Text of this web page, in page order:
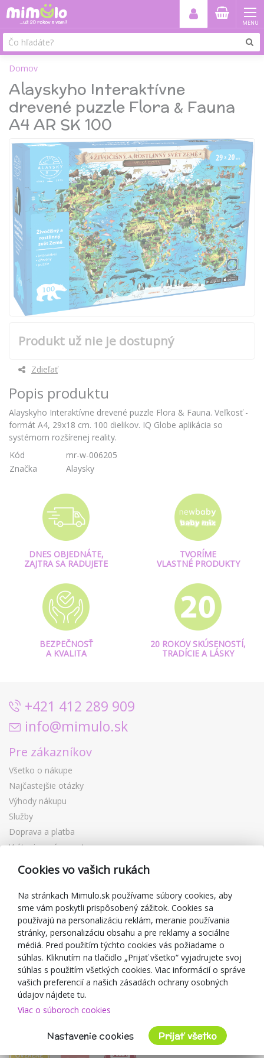
MENU
Domov
Alayskyho Interaktívne
drevené puzzle Flora & Fauna
A4 AR SK 100
Produkt už nie je dostupný
Zdieľať
Popis produktu
Alayskyho Interaktívne drevené puzzle Flora & Fauna. Veľkosť -
formát A4, 29x18 cm. 100 dielikov. IQ Globe aplikácia so
systémom rozšírenej reality.
Kód
mr-w-006205
Značka
Alaysky
DNES OBJEDNÁTE,
ZAJTRA SA RADUJETE
TVORÍME
VLASTNÉ PRODUKTY
BEZPEČNOSŤ
A KVALITA
20 ROKOV SKÚSENOSTÍ,
TRADÍCIE A LÁSKY
+421 412 289 909
info@mimulo.sk
Pre zákazníkov
Všetko o nákupe
Najčastejšie otázky
Výhody nákupu
Služby
Doprava a platba
Vrátenie a výmena tovaru
Reklamácia
Zľavové kupóny
Blog
O predajcovi
Mimulo.sk
Obchodné podmienky
Ochrana osobných údajov GDPR
Kontakty
Spolupracujeme
Cookies vo vašich rukách
Na stránkach Mimulo.sk používame súbory cookies, aby
sme vám poskytli prispôsobený zážitok. Cookies sa
používajú na personalizáciu reklám, meranie používania
stránky, personalizáciu obsahu a pre reklamy a sociálne
médiá. Pred použitím týchto cookies vás požiadame o
súhlas. Kliknutím na tlačidlo „Prijať všetko“ vyjadrujete svoj
súhlas s použitím všetkých cookies. Viac informácií o správe
vašich preferencií a našich zásadách ochrany osobných
údajov nájdete tu.
Viac o súboroch cookies
Nastavenie cookies Prijať všetko